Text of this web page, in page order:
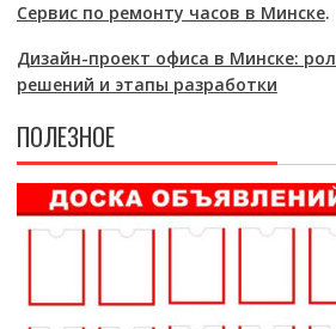
Сервис по ремонту часов в Минске.
Дизайн-проект офиса в Минске:
решений и этапы разработки
ПОЛЕЗНОЕ